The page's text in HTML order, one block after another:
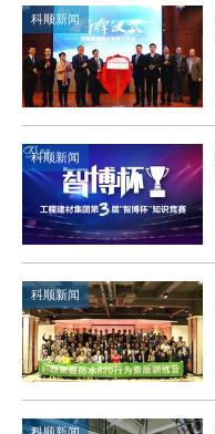
科顺新闻
科顺新闻
科顺新闻